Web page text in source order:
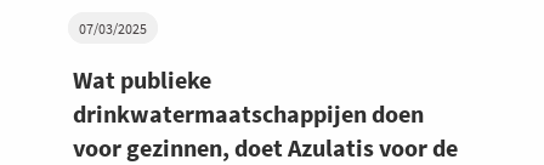
07/03/2025
Wat publieke
drinkwatermaatschappijen doen
voor gezinnen, doet Azulatis voor de